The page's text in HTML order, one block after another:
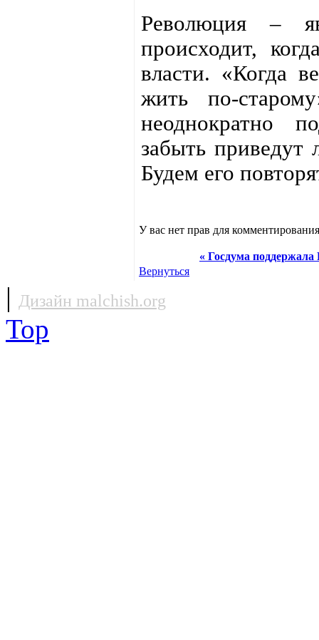
Революция –
происходит,
власти. «Когда
жить по-
неоднократно
забыть приведут
Будем его
У вас нет прав для
« Госдума поддержала
Вернуться
| Дизайн malchish.org
Top